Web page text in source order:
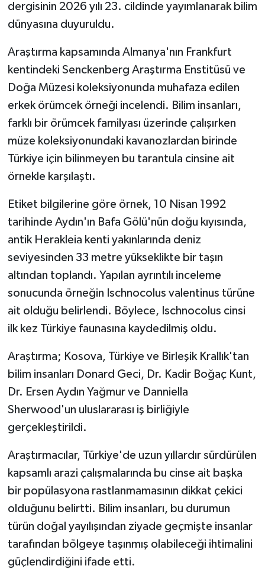
dergisinin 2026 yılı 23. cildinde yayımlanarak bilim
dünyasına duyuruldu.
Araştırma kapsamında Almanya'nın Frankfurt
kentindeki Senckenberg Araştırma Enstitüsü ve
Doğa Müzesi koleksiyonunda muhafaza edilen
erkek örümcek örneği incelendi. Bilim insanları,
farklı bir örümcek familyası üzerinde çalışırken
müze koleksiyonundaki kavanozlardan birinde
Türkiye için bilinmeyen bu tarantula cinsine ait
örnekle karşılaştı.
Etiket bilgilerine göre örnek, 10 Nisan 1992
tarihinde Aydın'ın Bafa Gölü'nün doğu kıyısında,
antik Herakleia kenti yakınlarında deniz
seviyesinden 33 metre yükseklikte bir taşın
altından toplandı. Yapılan ayrıntılı inceleme
sonucunda örneğin Ischnocolus valentinus türüne
ait olduğu belirlendi. Böylece, Ischnocolus cinsi
ilk kez Türkiye faunasına kaydedilmiş oldu.
Araştırma; Kosova, Türkiye ve Birleşik Krallık'tan
bilim insanları Donard Geci, Dr. Kadir Boğaç Kunt,
Dr. Ersen Aydın Yağmur ve Danniella
Sherwood'un uluslararası iş birliğiyle
gerçekleştirildi.
Araştırmacılar, Türkiye'de uzun yıllardır sürdürülen
kapsamlı arazi çalışmalarında bu cinse ait başka
bir popülasyona rastlanmamasının dikkat çekici
olduğunu belirtti. Bilim insanları, bu durumun
türün doğal yayılışından ziyade geçmişte insanlar
tarafından bölgeye taşınmış olabileceği ihtimalini
güçlendirdiğini ifade etti.